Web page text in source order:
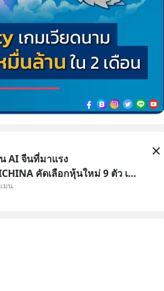
AI จีนที่มาแรง
คัดเลือกหุ้นใหม่ 9 ตัว เข้า
บคลุมทั้งซัปพลายเชน AI จีน
มน